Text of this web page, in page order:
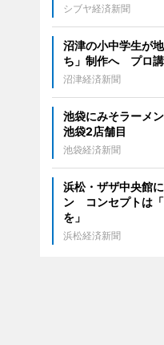
シブヤ経済新聞
沼津の小中学生が
ち」制作へ プロ講
沼津経済新聞
池袋にみそラーメ
池袋2店舗目
池袋経済新聞
浜松・ザザ中央館
ン コンセプトは
を」
浜松経済新聞